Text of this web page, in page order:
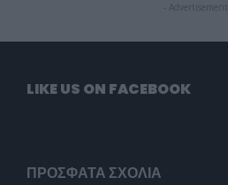
- Advertisement -
LIKE US ON FACEBOOK
ΠΡΌΣΦΑΤΑ ΣΧΌΛΙΑ